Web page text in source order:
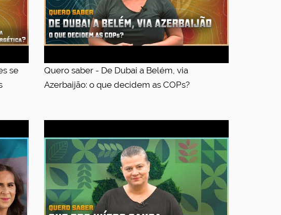
se
Quero saber - De Dubai a Belém, via
Azerbaijão: o que decidem as COPs?